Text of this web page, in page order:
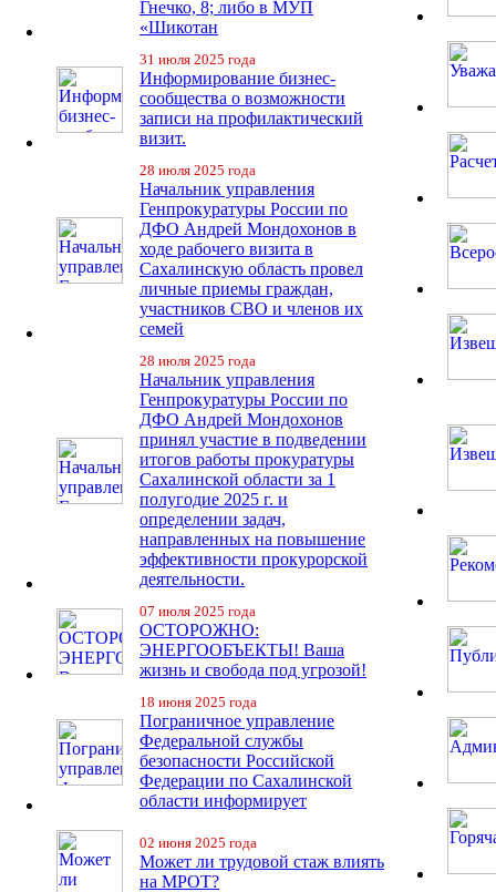
Гнечко, 8; либо в МУП
«Шикотан
31 июля 2025 года
Информирование бизнес-
сообщества о возможности
записи на профилактический
визит.
28 июля 2025 года
Начальник управления
Генпрокуратуры России по
ДФО Андрей Мондохонов в
ходе рабочего визита в
Сахалинскую область провел
личные приемы граждан,
участников СВО и членов их
семей
28 июля 2025 года
Начальник управления
Генпрокуратуры России по
ДФО Андрей Мондохонов
принял участие в подведении
итогов работы прокуратуры
Сахалинской области за 1
полугодие 2025 г. и
определении задач,
направленных на повышение
эффективности прокурорской
деятельности.
07 июля 2025 года
ОСТОРОЖНО:
ЭНЕРГООБЪЕКТЫ! Ваша
жизнь и свобода под угрозой!
18 июня 2025 года
Пограничное управление
Федеральной службы
безопасности Российской
Федерации по Сахалинской
области информирует
02 июня 2025 года
Может ли трудовой стаж влиять
на МРОТ?